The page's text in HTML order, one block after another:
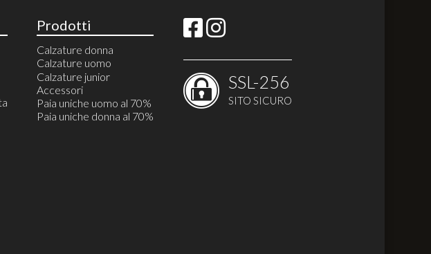
Prodotti
Calzature donna
Calzature uomo
Calzature estive
Calzature invernali
Espradillas uomo
Mocassini
Calzature junior
Accessori
Paia uniche uomo al 70%
Paia uniche donna al 70%
SSL-256
SITO SICURO